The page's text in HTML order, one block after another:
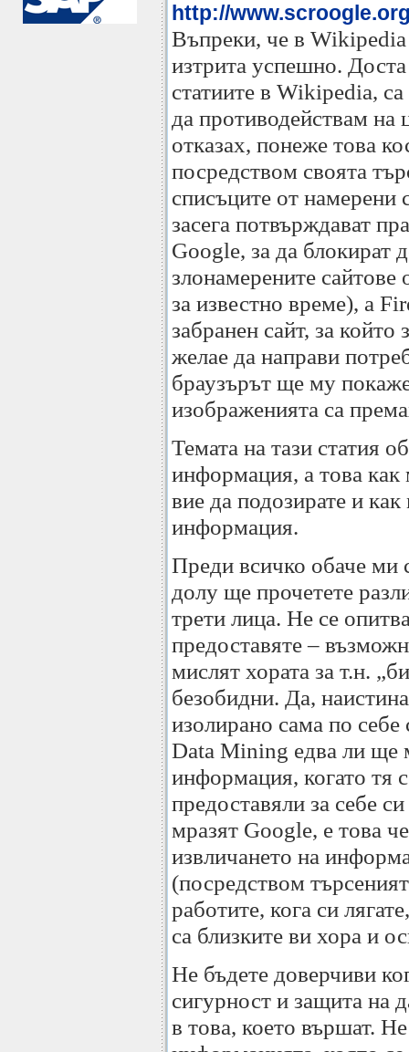
http://
Въпреки, че в Wikipedia
изтрита успешно.
статиите в Wikipedia,
да противодействам на
отказах, понеже това
посредством своята
списъците от
засега потвърждават
Google, за да блокират
злонамерените
за известно време), a
забранен сайт, за
желае да направи
браузърът ще му
изображенията са
Темата на тази статия
информация, а това как
вие да подозирате и
информация.
Преди всичко обаче ми
долу ще прочетете
трети лица. Не се
предоставяте –
мислят хората за т.н.
безобидни. Да,
изолирано сама по
Data Mining едва ли ще
информация, когато тя
предоставяли за себе
мразят Google, е това
извличането на
(посредством
работите, кога си
са близките ви хора и
Не бъдете доверчиви
сигурност и защита на
в това, което вършат.